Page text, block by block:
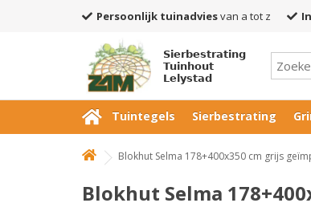
Persoonlijk tuinadviesvan a tot z
Sierbestrating
Tuinhout
Lelystad
Tuintegels Sierbestrating
Blokhut Selma 178+400x350 cm grijs
Blokhut Selma